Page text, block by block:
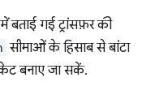
बताई गई ट्रांसफ़र की
सीमाओं के हिसाब से बांटा
बनाए जा सकें.